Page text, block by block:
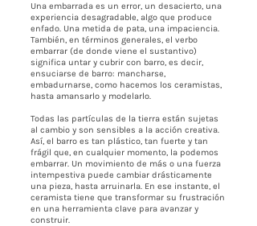
Una embarrada es un error, un desacierto, una
experiencia desagradable, algo que produce
enfado. Una metida de pata, una impaciencia.
También, en términos generales, el verbo
embarrar (de donde viene el sustantivo)
significa untar y cubrir con barro, es decir,
ensuciarse de barro: mancharse,
embadurnarse, como hacemos los ceramistas,
hasta amansarlo y modelarlo.
Todas las partículas de la tierra están sujetas
al cambio y son sensibles a la acción creativa.
Así, el barro es tan plástico, tan fuerte y tan
frágil que, en cualquier momento, la podemos
embarrar. Un movimiento de más o una fuerza
intempestiva puede cambiar drásticamente
una pieza, hasta arruinarla. En ese instante, el
ceramista tiene que transformar su frustración
en una herramienta clave para avanzar y
construir.